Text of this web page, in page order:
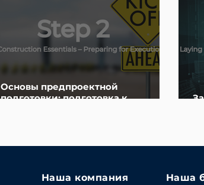
Основы предпроектной
подготовки: подготовка к
Наша компания Наша